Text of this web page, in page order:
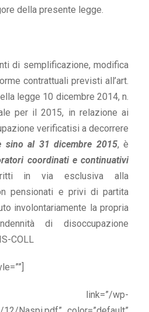
della presente legge.
di semplificazione, modifica
contrattuali previsti all’art.
legge 10 dicembre 2014, n.
per il 2015, in relazione ai
verificatisi a decorrere
sino al 31 dicembre 2015, è
coordinati e continuativi
in via esclusiva alla
pensionati e privi di partita
involontariamente la propria
di disoccupazione
COLL
wp-